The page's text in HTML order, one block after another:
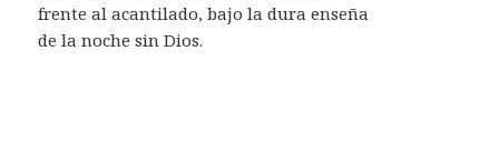
frente al acantilado, bajo la dura enseña
de la noche sin Dios.